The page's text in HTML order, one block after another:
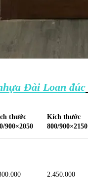
Đài Loan đúc
thước
900×2050
Kích thước
800/900×2150
2.450.000